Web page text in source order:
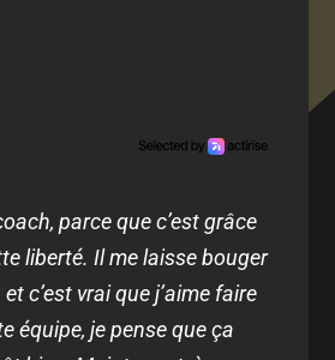
parce que c’est grâce
liberté. Il me laisse bouger
c’est vrai que j’aime faire
équipe, je pense que ça